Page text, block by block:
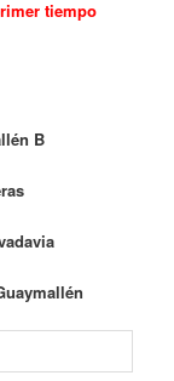
tiempo
B